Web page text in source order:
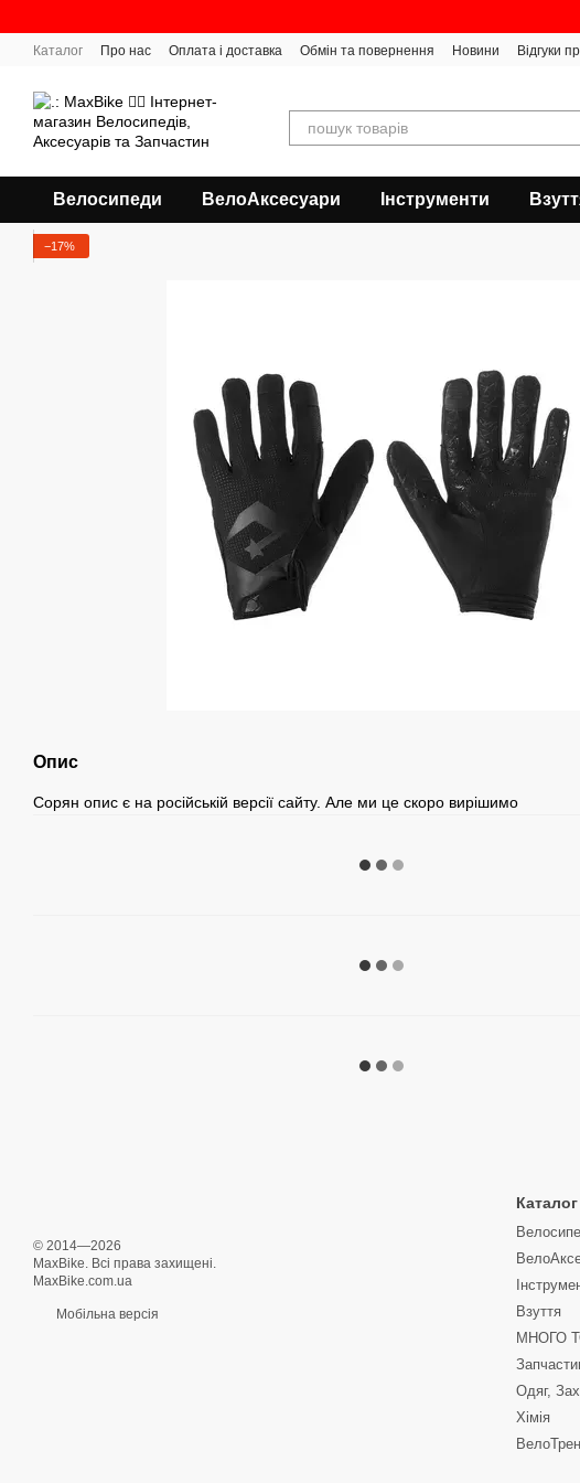
Каталог Про нас Оплата і доставка Обмін та повернення Новини Відгуки
Велосипеди ВелоАксесуари Інструменти
−17%
Опис
Сорян опис є на російській версії сайту. Але ми це скоро вирішимо
© 2014—2026
MaxBike. Всі права захищені.
MaxBike.com.ua
Мобільна версія
Каталог
Взуття
МНОГО
Одяг,
Хімія